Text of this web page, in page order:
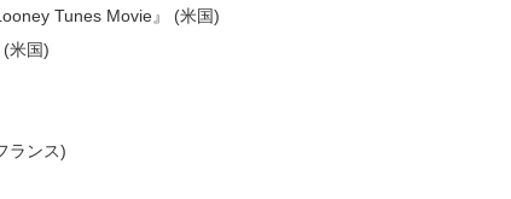
Tunes Movie』 (米国)
(米国)
ランス)